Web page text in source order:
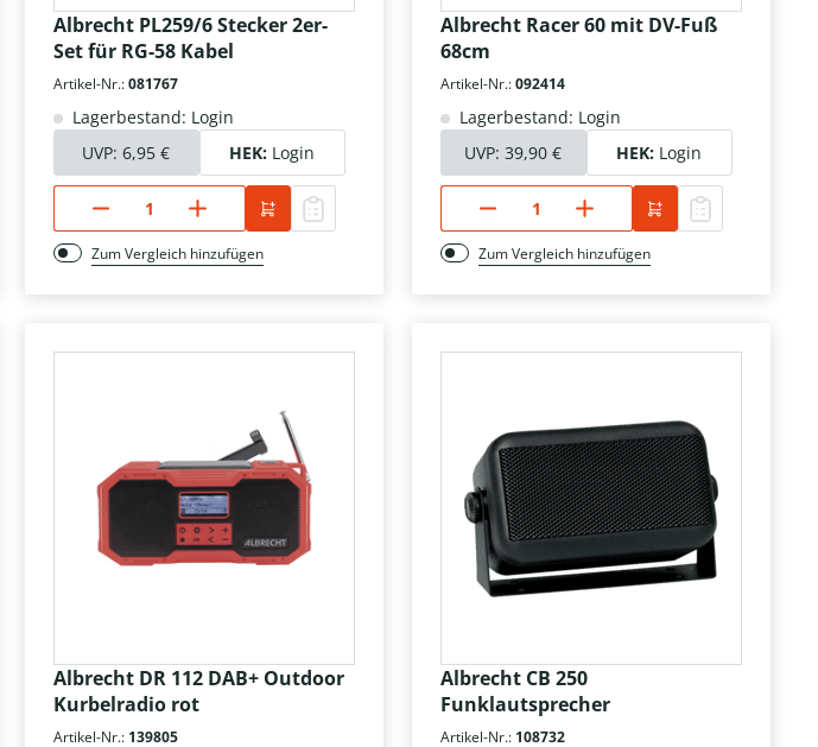
Albrecht PL259/6 Stecker 2er-
Set für RG-58 Kabel
Artikel-Nr.:081767
Lagerbestand: Login
UVP:6,95 € HEK: Login
Zum Vergleich hinzufügen
Albrecht Racer 60 mit DV-Fuß
68cm
Artikel-Nr.:092414
Lagerbestand: Login
UVP:39,90 € HEK: Login
Zum Vergleich hinzufügen
Albrecht DR 112 DAB+ Outdoor
Kurbelradio rot
Artikel-Nr.: 139805
Albrecht CB 250
Funklautsprecher
Artikel-Nr.: 108732